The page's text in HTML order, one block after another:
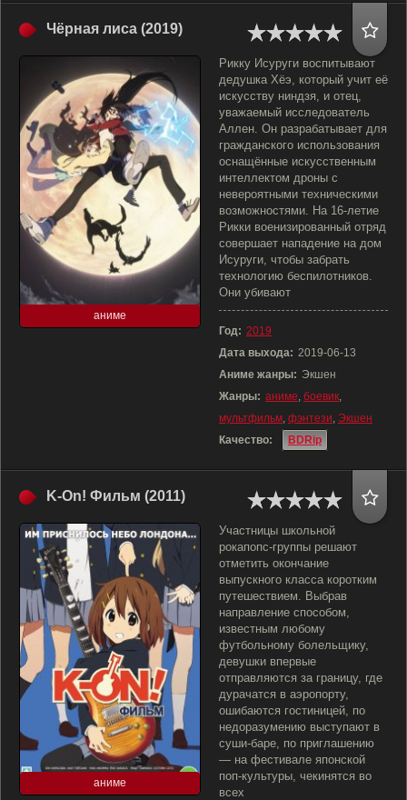
Чёрная лиса (2019)
аниме
Рикку Исуруги воспитывают
дедушка Хёэ, который учит её
искусству ниндзя, и отец,
уважаемый исследователь
Аллен. Он разрабатывает для
гражданского использования
оснащённые искусственным
интеллектом дроны с
невероятными техническими
возможностями. На 16-летие
Рикки военизированный отряд
совершает нападение на дом
Исуруги, чтобы забрать
технологию беспилотников.
Они убивают
Год: 2019
Дата выхода: 2019-06-13
Аниме жанры: Экшен
Жанры: аниме, боевик,
мультфильм, фэнтези, Экшен
Качество:
BDRip
K-On! Фильм (2011)
аниме
Участницы школьной
рокапопс-группы решают
отметить окончание
выпускного класса коротким
путешествием. Выбрав
направление способом,
известным любому
футбольному болельщику,
девушки впервые
отправляются за границу, где
дурачатся в аэропорту,
ошибаются гостиницей, по
недоразумению выступают в
суши-баре, по приглашению
— на фестивале японской
поп-культуры, чекинятся во
всех